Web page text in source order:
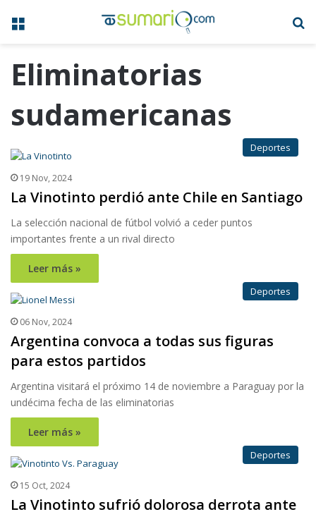
Menú
Eliminatorias
sudamericanas
Deportes
19 Nov, 2024
La Vinotinto perdió ante Chile en Santiago
La selección nacional de fútbol volvió a ceder puntos
importantes frente a un rival directo
Leer más »
Deportes
06 Nov, 2024
Argentina convoca a todas sus figuras
para estos partidos
Argentina visitará el próximo 14 de noviembre a Paraguay por la
undécima fecha de las eliminatorias
Leer más »
Deportes
15 Oct, 2024
La Vinotinto sufrió dolorosa derrota ante